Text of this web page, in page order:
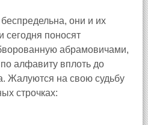
они и их
сегодня поносят
абрамовичами,
алфавиту вплоть до
Жалуются на свою судьбу
строчках: